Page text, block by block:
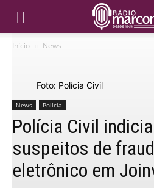
Início News
Foto: Polícia Civil
News Polícia
Polícia Civil
suspeitos de
eletrônico em